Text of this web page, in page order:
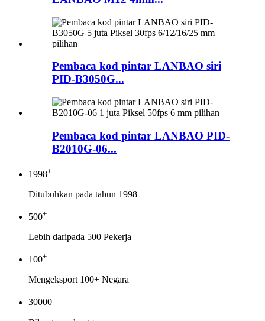
Pembaca kod pintar LANBAO siri
PID-B3050G...
Pembaca kod pintar LANBAO PID-
B2010G-06...
1998+
Ditubuhkan pada tahun 1998
500+
Lebih daripada 500 Pekerja
100+
Mengeksport 100+ Negara
30000+